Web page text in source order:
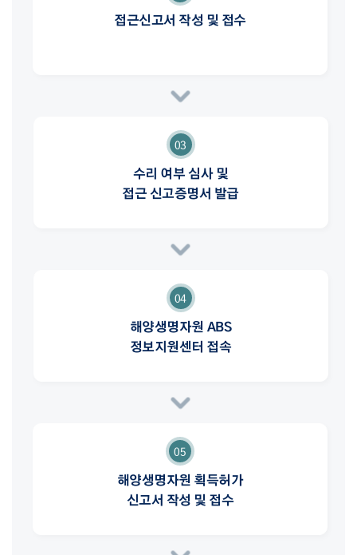
접근신고서 작성 및 접수
03
수리 여부 심사 및
접근 신고증명서 발급
04
해양생명자원 ABS
정보지원센터 접속
05
해양생명자원 획득허가
신고서 작성 및 접수